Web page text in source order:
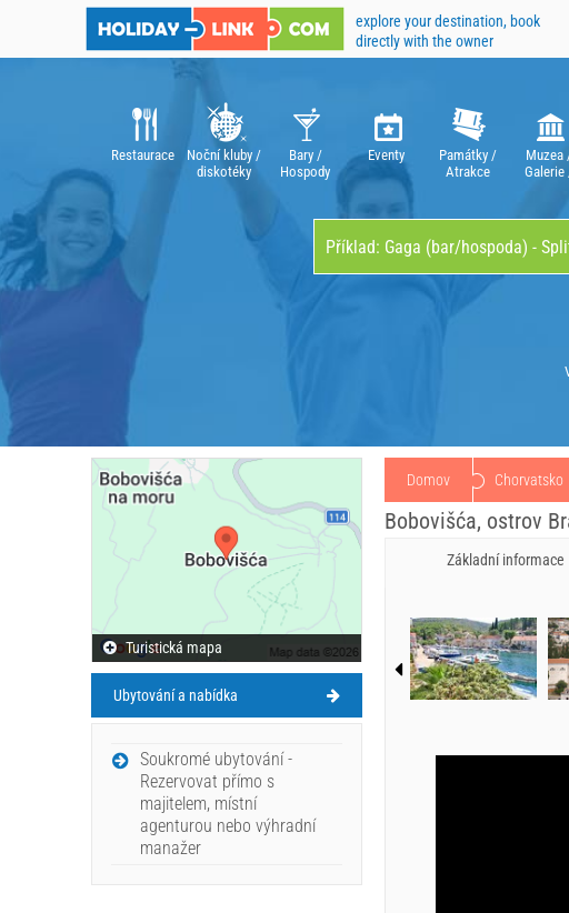
explore your destination, book
directly with the owner
Restaurace
Noční kluby /
diskotéky
Bary /
Hospody
Eventy
Památky /
Atrakce
Muzea
Galerie
Domov Chorvatsko
Bobovišća, ostrov
Základní informace
Turistická mapa
Ubytování a nabídka
Soukromé ubytování -
Rezervovat přímo s
majitelem, místní
agenturou nebo výhradní
manažer